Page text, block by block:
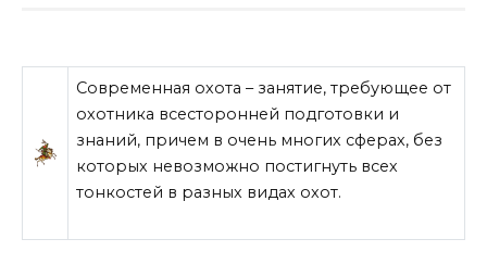
Современная охота – занятие, требующее от
охотника всесторонней подготовки и
знаний, причем в очень многих сферах, без
которых невозможно постигнуть всех
тонкостей в разных видах охот.